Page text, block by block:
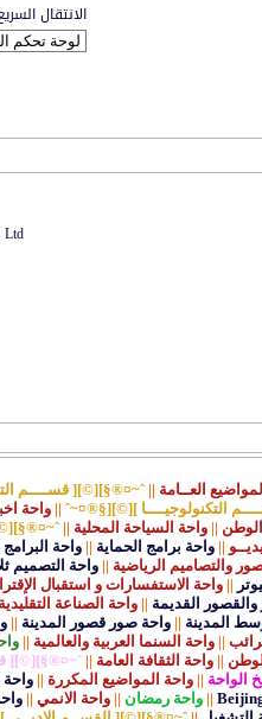
الانتقال
العــامة || ˆ~¤®§][©][ قســــم
التكنولوجيــــا ][©][§®¤~ˆ || واحة
||واحة السياحة المحلية ||
|| واحة برامج الحماية || واحة
والتصاميم الرياضية || واحة التصميم
|| واحة الاستفسارات و استقبال
والقصور القديمة ||واحة الصناعة التقليدية
المدينة ||واحة صور قصور المدينة ||
|| واحة السنما العربية والعالمية ||
|| واحة الثقافة العامة ||
ˆ~¤®§][©][
الواحة ||واحة المواضيع المكررة ||واحة
|| واحة رمضان || واحة الانمي ||